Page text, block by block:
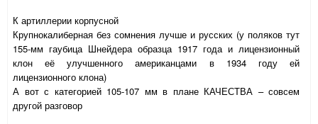
К артиллерии корпусной
Крупнокалиберная без сомнения лучше и русских (у поляков тут
155-мм гаубица Шнейдера образца 1917 года и лицензионный
клон её улучшенного американцами в 1934 году ей
лицензионного клона)
А вот с категорией 105-107 мм в плане КАЧЕСТВА – совсем
другой разговор